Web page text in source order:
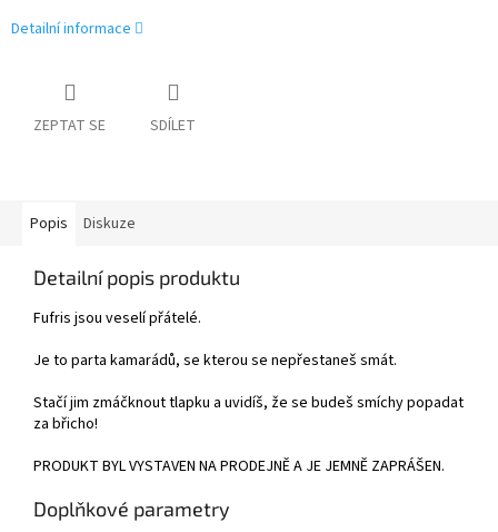
Detailní informace
ZEPTAT SE SDÍLET
Popis Diskuze
Detailní popis produktu
Fufris jsou veselí přátelé.
Je to parta kamarádů, se kterou se nepřestaneš smát.
Stačí jim zmáčknout tlapku a uvidíš, že se budeš smíchy popadat
za břicho!
PRODUKT BYL VYSTAVEN NA PRODEJNĚ A JE JEMNĚ ZAPRÁŠEN.
Doplňkové parametry